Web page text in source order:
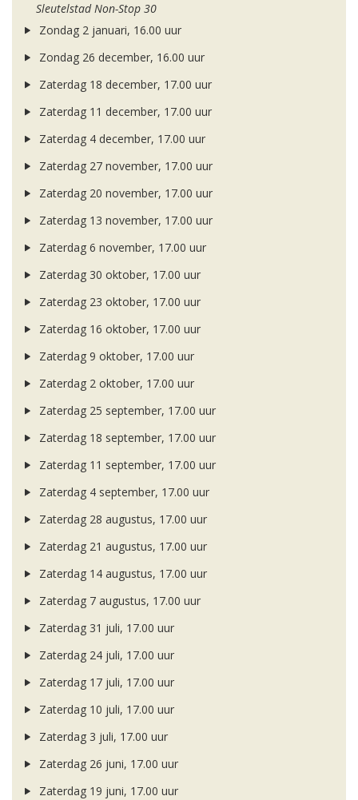
Sleutelstad Non-Stop 30
Zondag 2 januari, 16.00 uur
Zondag 26 december, 16.00 uur
Zaterdag 18 december, 17.00 uur
Zaterdag 11 december, 17.00 uur
Zaterdag 4 december, 17.00 uur
Zaterdag 27 november, 17.00 uur
Zaterdag 20 november, 17.00 uur
Zaterdag 13 november, 17.00 uur
Zaterdag 6 november, 17.00 uur
Zaterdag 30 oktober, 17.00 uur
Zaterdag 23 oktober, 17.00 uur
Zaterdag 16 oktober, 17.00 uur
Zaterdag 9 oktober, 17.00 uur
Zaterdag 2 oktober, 17.00 uur
Zaterdag 25 september, 17.00 uur
Zaterdag 18 september, 17.00 uur
Zaterdag 11 september, 17.00 uur
Zaterdag 4 september, 17.00 uur
Zaterdag 28 augustus, 17.00 uur
Zaterdag 21 augustus, 17.00 uur
Zaterdag 14 augustus, 17.00 uur
Zaterdag 7 augustus, 17.00 uur
Zaterdag 31 juli, 17.00 uur
Zaterdag 24 juli, 17.00 uur
Zaterdag 17 juli, 17.00 uur
Zaterdag 10 juli, 17.00 uur
Zaterdag 3 juli, 17.00 uur
Zaterdag 26 juni, 17.00 uur
Zaterdag 19 juni, 17.00 uur